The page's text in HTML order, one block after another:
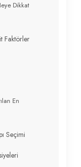
Dikkat
Faktörler
En
Seçimi